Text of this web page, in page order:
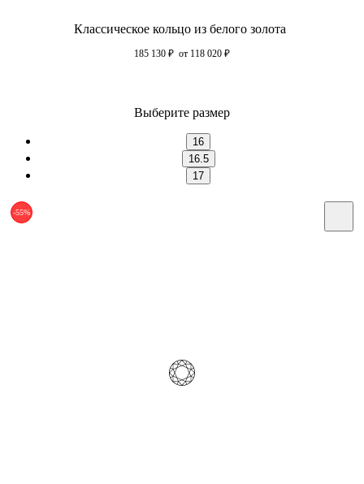
Классическое кольцо из белого золота
185 130 ₽ от 118 020 ₽
Выберите размер
16
16.5
17
-55%